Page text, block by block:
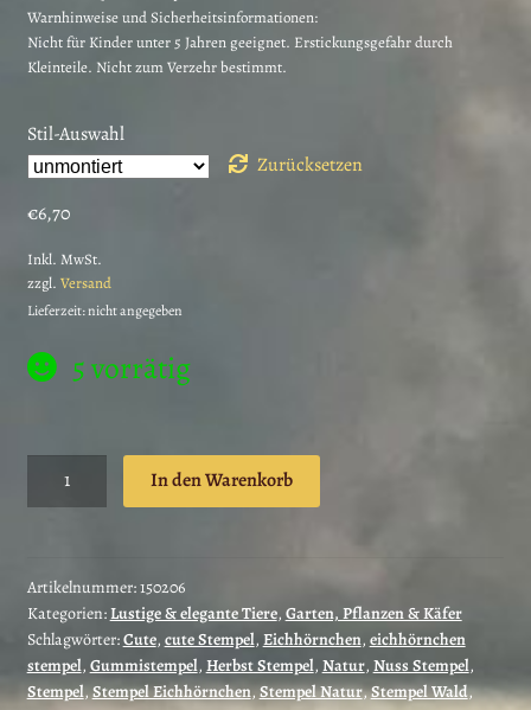
Warnhinweise und Sicherheitsinformationen:
Nicht für Kinder unter 5 Jahren geeignet. Erstickungsgefahr durch
Kleinteile. Nicht zum Verzehr bestimmt.
Stil-Auswahl
Zurücksetzen
€6,70
Inkl. MwSt.
zzgl. Versand
Lieferzeit: nicht angegeben
5 vorrätig
/
Stempelgummi
(150206)
Menge
In den Warenkorb
Artikelnummer:150206
Kategorien:Lustige & elegante Tiere, Garten, Pflanzen & Käfer
Schlagwörter:Cute, cute Stempel, Eichhörnchen, eichhörnchen
stempel, Gummistempel, Herbst Stempel, Natur, Nuss Stempel,
Stempel,Stempel Eichhörnchen,Stempel Natur,Stempel Wald,